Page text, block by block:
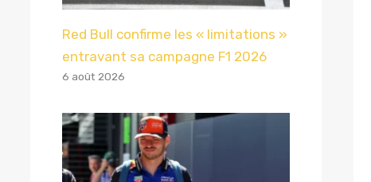
Red Bull confirme les « limitations »
entravant sa campagne F1 2026
6 août 2026